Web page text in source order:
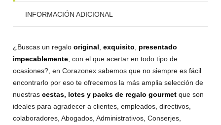
INFORMACIÓN ADICIONAL
¿Buscas un regalooriginal ,exquisito
presentado
impecablemente , con el que acertar en todo tipo de
ocasiones?, en Corazonex sabemos que no siempre es fácil
encontrarlo por eso te ofrecemos la más amplia selección de
nuestrascestas, lotes y packs de regalo gourmet que son
ideales para agradecer a clientes, empleados, directivos,
colaboradores, Abogados, Administrativos, Conserjes,